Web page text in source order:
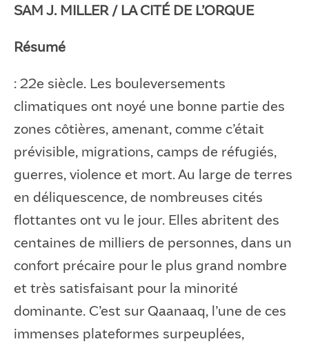
SAM J. MILLER / LA CITÉ DE L’ORQUE
Résumé
: 22e siècle. Les bouleversements
climatiques ont noyé une bonne partie des
zones côtières, amenant, comme c’était
prévisible, migrations, camps de réfugiés,
guerres, violence et mort. Au large de terres
en déliquescence, de nombreuses cités
flottantes ont vu le jour. Elles abritent des
centaines de milliers de personnes, dans un
confort précaire pour le plus grand nombre
et très satisfaisant pour la minorité
dominante. C’est sur Qaanaaq, l’une de ces
immenses plateformes surpeuplées,